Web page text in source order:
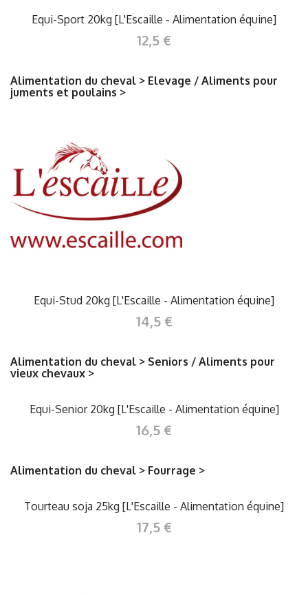
Equi-Sport 20kg [L'Escaille - Alimentation équine]
12,5 €
Alimentation du cheval > Elevage / Aliments pour
juments et poulains >
Equi-Stud 20kg [L'Escaille - Alimentation équine]
14,5 €
Alimentation du cheval > Seniors / Aliments pour
vieux chevaux >
Equi-Senior 20kg [L'Escaille - Alimentation équine]
16,5 €
Alimentation du cheval > Fourrage >
Tourteau soja 25kg [L'Escaille - Alimentation équine]
17,5 €